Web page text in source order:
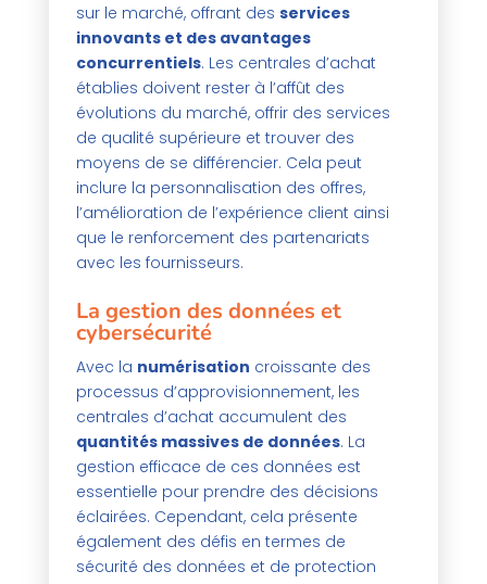
sur le marché, offrant des services
innovants et des avantages
concurrentiels. Les centrales d’achat
établies doivent rester à l’affût des
évolutions du marché, offrir des services
de qualité supérieure et trouver des
moyens de se différencier. Cela peut
inclure la personnalisation des offres,
l’amélioration de l’expérience client ainsi
que le renforcement des partenariats
avec les fournisseurs.
La gestion des données et
cybersécurité
Avec la numérisation croissante des
processus d’approvisionnement, les
centrales d’achat accumulent des
quantités massives de données. La
gestion efficace de ces données est
essentielle pour prendre des décisions
éclairées. Cependant, cela présente
également des défis en termes de
sécurité des données et de protection